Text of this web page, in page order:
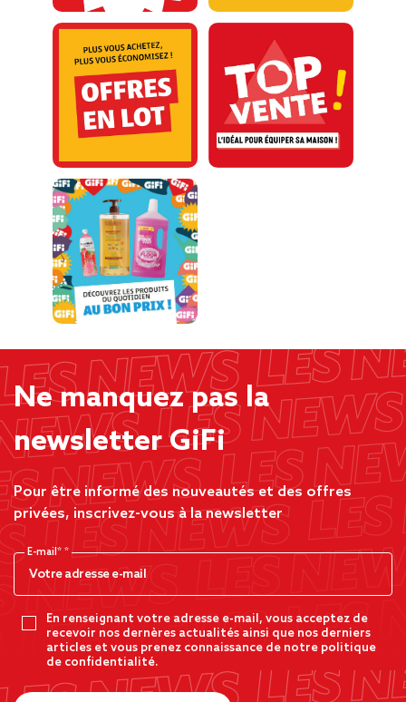
Ne manquez pas la
newsletter GiFi
Pour être informé des nouveautés et des offres
privées, inscrivez-vous à la newsletter
E-mail*
En renseignant votre adresse e-mail, vous acceptez de
recevoir nos dernères actualités ainsi que nos derniers
articles et vous prenez connaissance de notre politique
de confidentialité.